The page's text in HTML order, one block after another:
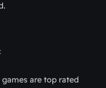
are top rated